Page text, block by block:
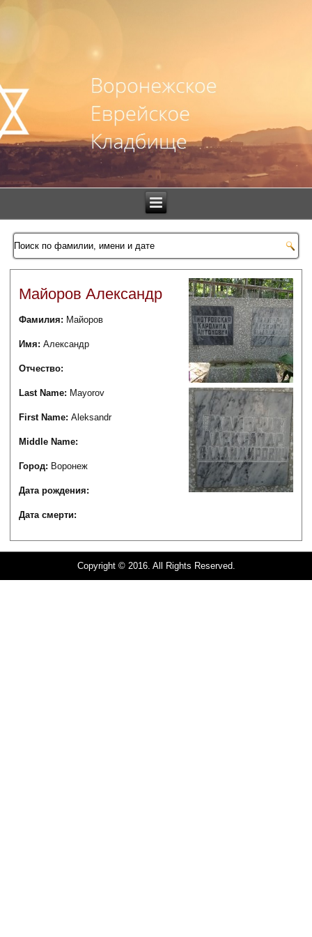
Майоров Александр
Фамилия: Майоров
Имя:Александр
Отчество:
Last Name: Mayorov
First Name:Aleksandr
Middle Name:
Город: Воронеж
Дата рождения:
Дата смерти:
Copyright © 2016. All Rights Reserved.